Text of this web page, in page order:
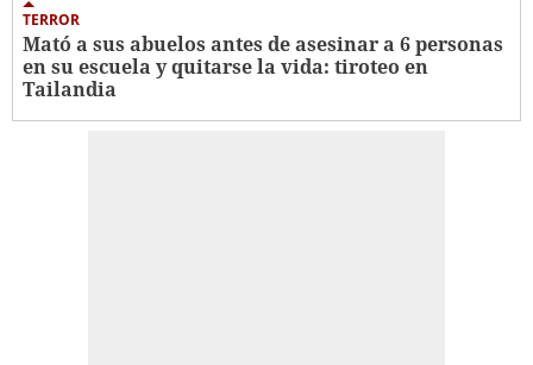
TERROR
Mató a sus abuelos antes de asesinar a 6 personas
en su escuela y quitarse la vida: tiroteo en
Tailandia